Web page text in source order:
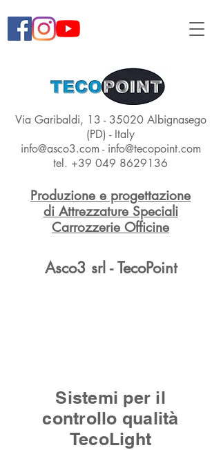
Via Garibaldi, 13 - 35020Albignasego
(PD) - Italy
info@asco3.com - info@tecopoint.com
tel. +39 049 8629136
Produzione e progettazione
di Attrezzature Speciali
Carrozzerie Officine
Asco3 srl - TecoPoint
Sistemi per il
controllo qualità
TecoLight